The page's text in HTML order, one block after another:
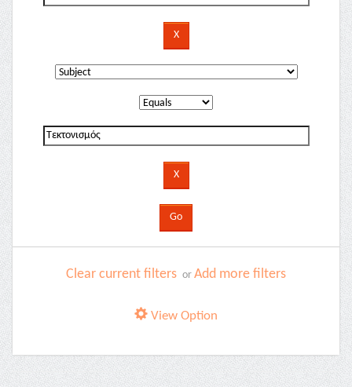
Clear current filters or Add more filters
View Option